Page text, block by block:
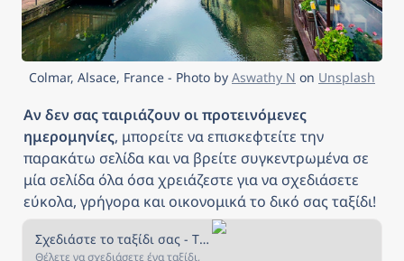
Colmar, Alsace, France - Photo by Aswathy N on Unsplash
Αν δεν σας ταιριάζουν οι προτεινόμενες
ημερομηνίες, μπορείτε να επισκεφτείτε την
παρακάτω σελίδα και να βρείτε συγκεντρωμένα σε
μία σελίδα όλα όσα χρειάζεστε για να σχεδιάσετε
εύκολα, γρήγορα και οικονομικά το δικό σας ταξίδι!
Σχεδιάστε το ταξίδι σας - The Daily Traveller
Θέλετε να σχεδιάσετε ένα ταξίδι,